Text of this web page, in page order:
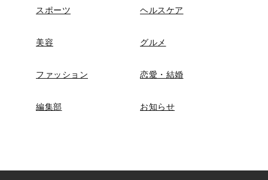
スポーツ ヘルスケア
美容 グルメ
ファッション 恋愛・結婚
編集部 お知らせ